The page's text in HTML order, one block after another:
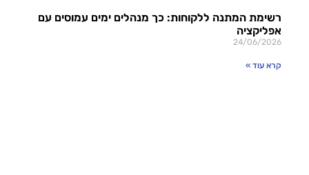
רשימת המתנה ללקוחות: כך מנהלים ימים עמוסים עם
אפליקציה
24/06/2026
קרא עוד »